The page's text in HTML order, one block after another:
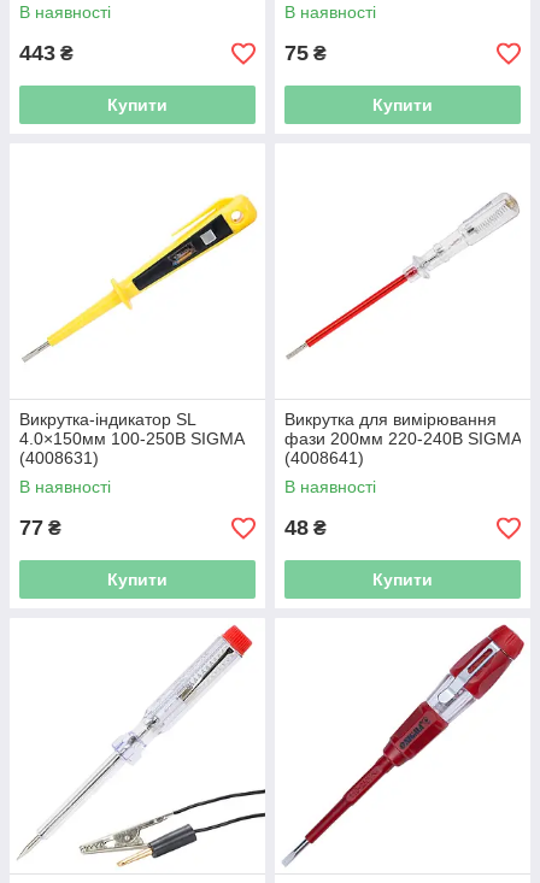
В наявності
443 ₴
Купити
В наявності
75 ₴
Купити
Викрутка-індикатор SL
4.0×150мм 100-250В SIGMA
(4008631)
В наявності
77 ₴
Купити
Викрутка для вимірювання
фази 200мм 220-240В SIGMA
(4008641)
В наявності
48 ₴
Купити